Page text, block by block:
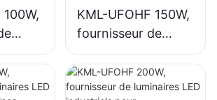
KML-UFOHF 150W,
fournisseur de
luminaires LED
industriels pour
l'éclairage intérieur